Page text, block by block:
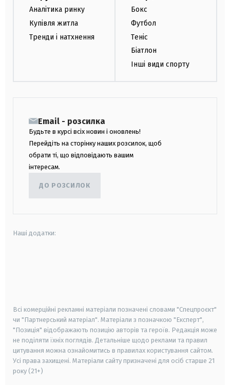
Аналітика ринку
Купівля житла
Тренди і натхнення
Бокс
Футбол
Теніс
Біатлон
Інші види спорту
Email - розсилка
Будьте в курсі всіх новин і оновлень!
Перейдіть на сторінку наших розсилок, щоб
обрати ті, що відповідають вашим
інтересам.
ДО РОЗСИЛОК
Наші додатки:
Всі комерційні рекламні матеріали позначені словами "Спецпроєкт"
чи "Партнерський матеріал". Матеріали з позначкою "Експерт",
"Позиція" відображають позицію авторів та героїв. Редакція може
не поділяти їхніх поглядів. Детальніше щодо реклами та правил
цитування можна ознайомитись в правилах користування сайтом.
Усі права захищені. Матеріали сайту призначені для осіб старше 21
року (21+)